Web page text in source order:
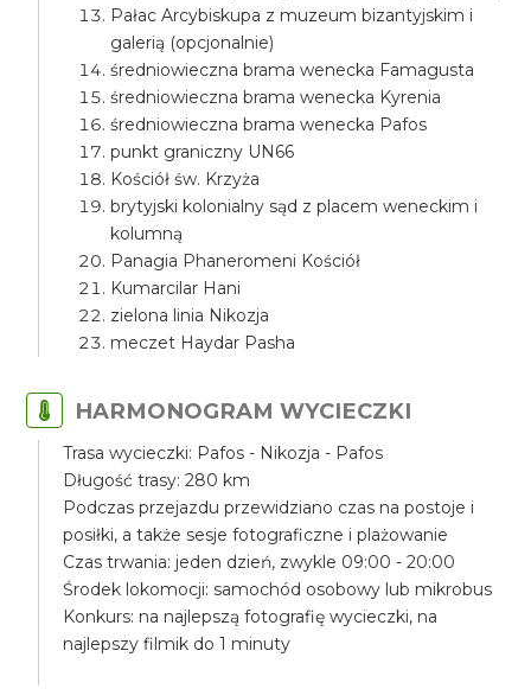
Pałac Arcybiskupa z muzeum bizantyjskim i
galerią (opcjonalnie)
średniowieczna brama wenecka Famagusta
średniowieczna brama wenecka Kyrenia
średniowieczna brama wenecka Pafos
punkt graniczny UN66
Kościół św. Krzyża
brytyjski kolonialny sąd z placem weneckim i
kolumną
Panagia Phaneromeni Kościół
Kumarcilar Hani
zielona linia Nikozja
meczet Haydar Pasha
HARMONOGRAM WYCIECZKI
Trasa wycieczki: Pafos - Nikozja - Pafos
Długość trasy: 280 km
Podczas przejazdu przewidziano czas na postoje i
posiłki, a także sesje fotograficzne i plażowanie
Czas trwania: jeden dzień, zwykle 09:00 - 20:00
Środek lokomocji: samochód osobowy lub mikrobus
Konkurs: na najlepszą fotografię wycieczki, na
najlepszy filmik do 1 minuty